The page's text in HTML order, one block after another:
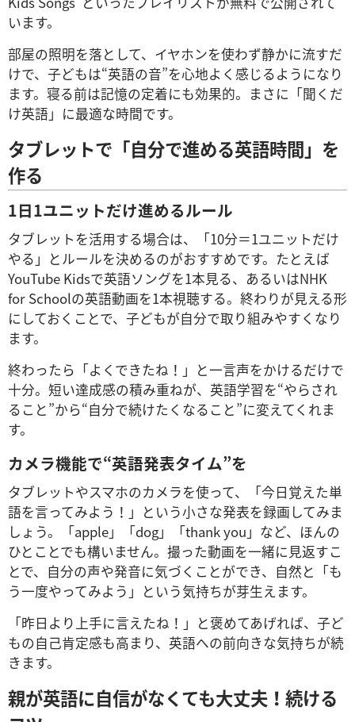
います。
部屋の照明を落として、イヤホンを使わず静かに流すだ
けで、子どもは“英語の音”を心地よく感じるようになり
ます。寝る前は記憶の定着にも効果的。まさに「聞くだ
け英語」に最適な時間です。
タブレットで「自分で進める英語時間」を
作る
1日1ユニットだけ進めるルール
タブレットを活用する場合は、「10分＝1ユニットだけ
やる」とルールを決めるのがおすすめです。たとえば
YouTube Kidsで英語ソングを1本見る、あるいはNHK
for Schoolの英語動画を1本視聴する。終わりが見える形
にしておくことで、子どもが自分で取り組みやすくなり
ます。
終わったら「よくできたね！」と一言声をかけるだけで
十分。短い達成感の積み重ねが、英語学習を“やらされ
ること”から“自分で続けたくなること”に変えてくれま
す。
カメラ機能で“英語発表タイム”を
タブレットやスマホのカメラを使って、「今日覚えた単
語を言ってみよう！」という小さな発表を録画してみま
しょう。「apple」「dog」「thank you」など、ほんの
ひとことでも構いません。撮った動画を一緒に見返すこ
とで、自分の声や発音に気づくことができ、自然と「も
う一度やってみよう」という気持ちが芽生えます。
「昨日より上手に言えたね！」と褒めてあげれば、子ど
もの自己肯定感も高まり、英語への前向きな気持ちが続
きます。
親が英語に自信がなくても大丈夫！続ける